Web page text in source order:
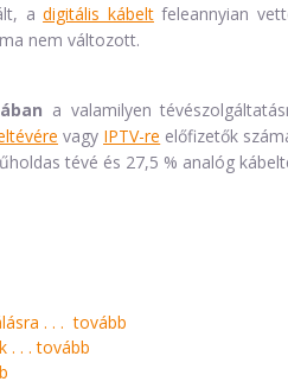
adigitális kábeltfeleannyian
nem változott.
a valamilyen
vagy IPTV-re előfizetők
tévé és 27,5 % analóg
. . .tovább
. . .tovább